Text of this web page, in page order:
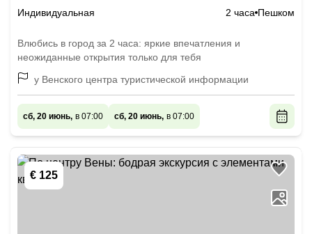
Индивидуальная 2 часа Пешком
Влюбись в город за 2 часа: яркие впечатления и
неожиданные открытия только для тебя
у Венского центра туристической информации
сб, 20 июнь, в 07:00 сб, 20 июнь, в 07:00
€ 125